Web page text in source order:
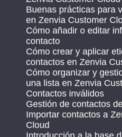
Buenas prácticas para
en Zenvia Customer
Cómo añadir o editar
contacto
Cómo crear y aplicar
contactos en Zenvia
Cómo organizar y
una lista en Zenvia
Contactos inválidos
Gestión de contactos
Importar contactos a
Cloud